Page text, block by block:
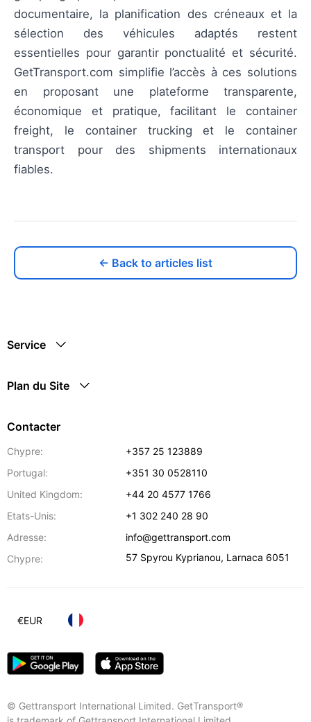
documentaire, la planification des créneaux et la
sélection des véhicules adaptés restent
essentielles pour garantir ponctualité et sécurité.
GetTransport.com simplifie l’accès à ces solutions
en proposant une plateforme transparente,
économique et pratique, facilitant le container
freight, le container trucking et le container
transport pour des shipments internationaux
fiables.
← Back to articles list
Service
Plan du Site
Contacter
Chypre:
+357 25 123889
Portugal:
+351 30 0528110
United Kingdom:
+44 20 4577 1766
Etats-Unis:
+1 302 240 28 90
Adresse:
info@gettransport.com
Chypre:
57 Spyrou Kyprianou, Larnaca 6051
© Gettransport International Limited. GetTransport®
€EUR